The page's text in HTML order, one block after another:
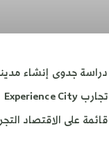
جدوى إنشاء مدينة
تجارب Experience City
على الاقتصاد التجريبي